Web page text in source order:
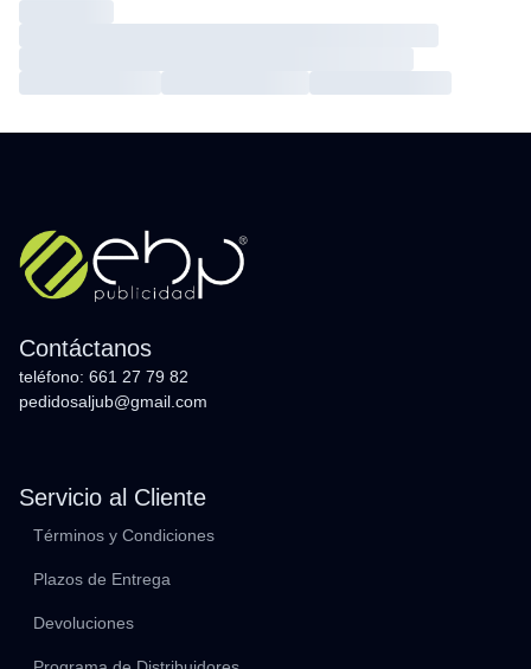
Contáctanos
teléfono: 661 27 79 82
pedidosaljub@gmail.com
Servicio al Cliente
Términos y Condiciones
Plazos de Entrega
Devoluciones